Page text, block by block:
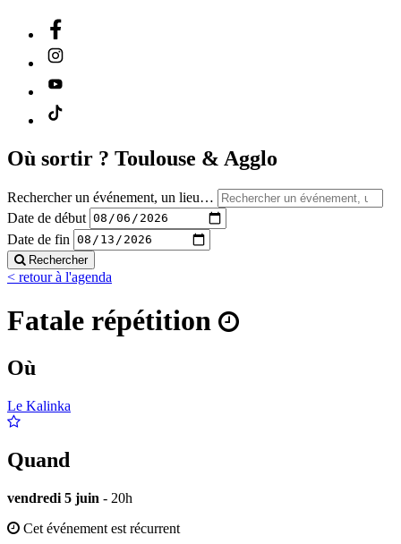
Où sortir ? Toulouse & Agglo
Rechercher un événement, un lieu…
Date de début
Date de fin
Rechercher
< retour à l'agenda
Fatale répétition
Où
Le Kalinka
Quand
vendredi 5 juin - 20h
Cet événement est récurrent